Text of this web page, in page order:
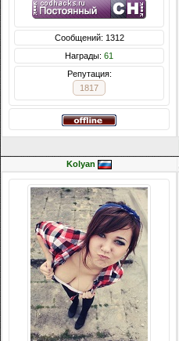
Сообщений: 1312
Награды: 61
Репутация:
1817
Kolyan